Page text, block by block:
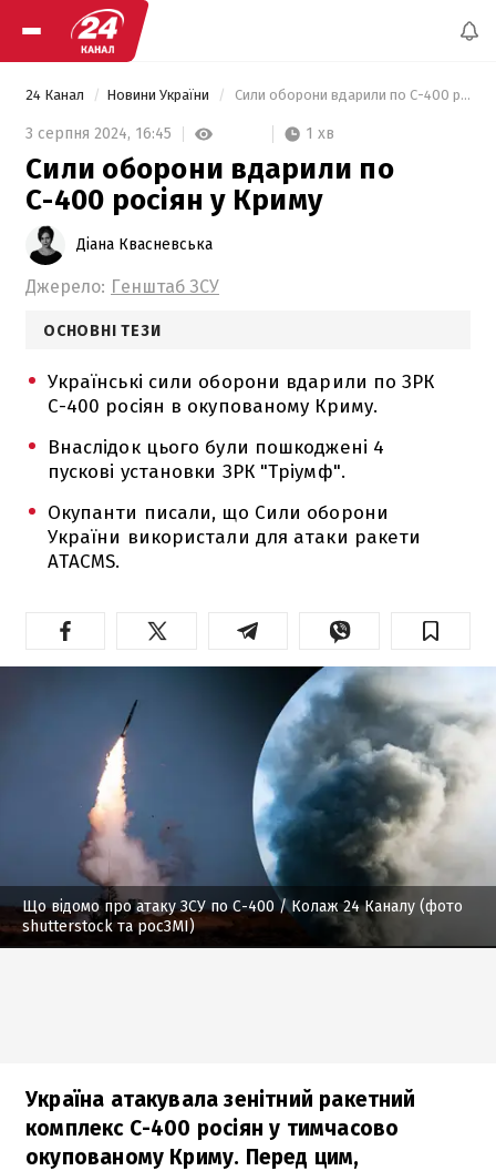
24 Канал Новини України Сили оборони вдарили по С-400 росіян у Криму
3 серпня 2024, 16:45 1 хв
Сили оборони вдарили по
С-400 росіян у Криму
Діана Квасневська
Джерело: Генштаб ЗСУ
ОСНОВНІ ТЕЗИ
Українські сили оборони вдарили по ЗРК
С-400 росіян в окупованому Криму.
Внаслідок цього були пошкоджені 4
пускові установки ЗРК "Тріумф".
Окупанти писали, що Сили оборони
України використали для атаки ракети
ATACMS.
Що відомо про атаку ЗСУ по С-400 / Колаж 24 Каналу (фото
shutterstock та росЗМІ)
Україна атакувала зенітний ракетний
комплекс С-400 росіян у тимчасово
окупованому Криму. Перед цим,